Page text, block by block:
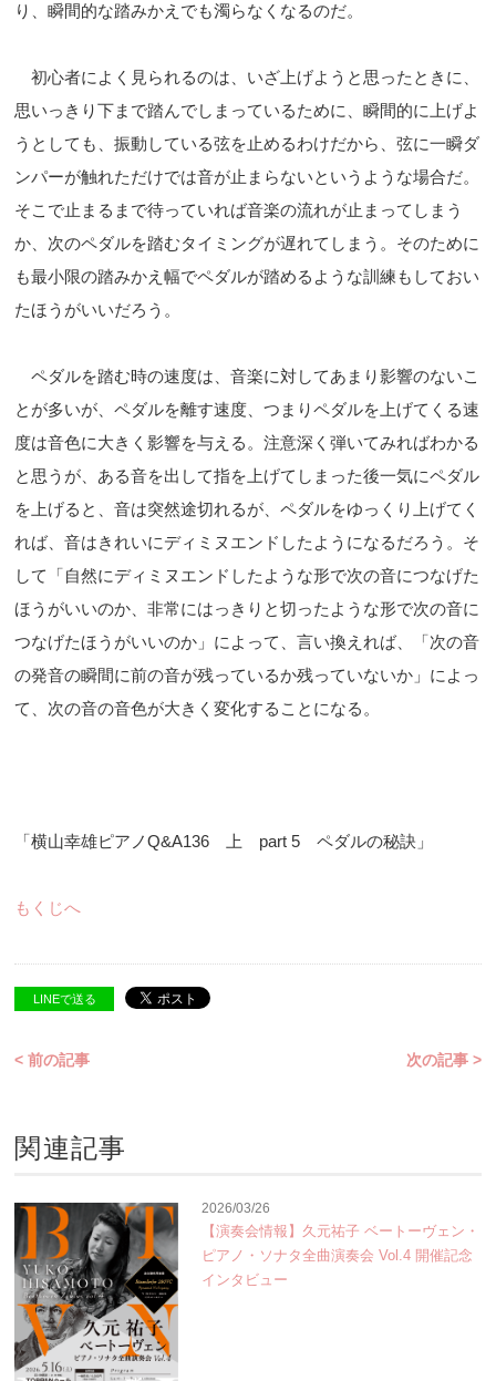
り、瞬間的な踏みかえでも濁らなくなるのだ。
初心者によく見られるのは、いざ上げようと思ったときに、
思いっきり下まで踏んでしまっているために、瞬間的に上げよ
うとしても、振動している弦を止めるわけだから、弦に一瞬ダ
ンパーが触れただけでは音が止まらないというような場合だ。
そこで止まるまで待っていれば音楽の流れが止まってしまう
か、次のペダルを踏むタイミングが遅れてしまう。そのために
も最小限の踏みかえ幅でペダルが踏めるような訓練もしておい
たほうがいいだろう。
ペダルを踏む時の速度は、音楽に対してあまり影響のないこ
とが多いが、ペダルを離す速度、つまりペダルを上げてくる速
度は音色に大きく影響を与える。注意深く弾いてみればわかる
と思うが、ある音を出して指を上げてしまった後一気にペダル
を上げると、音は突然途切れるが、ペダルをゆっくり上げてく
れば、音はきれいにディミヌエンドしたようになるだろう。そ
して「自然にディミヌエンドしたような形で次の音につなげた
ほうがいいのか、非常にはっきりと切ったような形で次の音に
つなげたほうがいいのか」によって、言い換えれば、「次の音
の発音の瞬間に前の音が残っているか残っていないか」によっ
て、次の音の音色が大きく変化することになる。
「横山幸雄ピアノQ&A136 上 part 5 ペダルの秘訣」
もくじへ
LINEで送る
< 前の記事 次の記事 >
関連記事
2026/03/26
【演奏会情報】久元祐子 ベートーヴェン・
ピアノ・ソナタ全曲演奏会 Vol.4 開催記念
インタビュー